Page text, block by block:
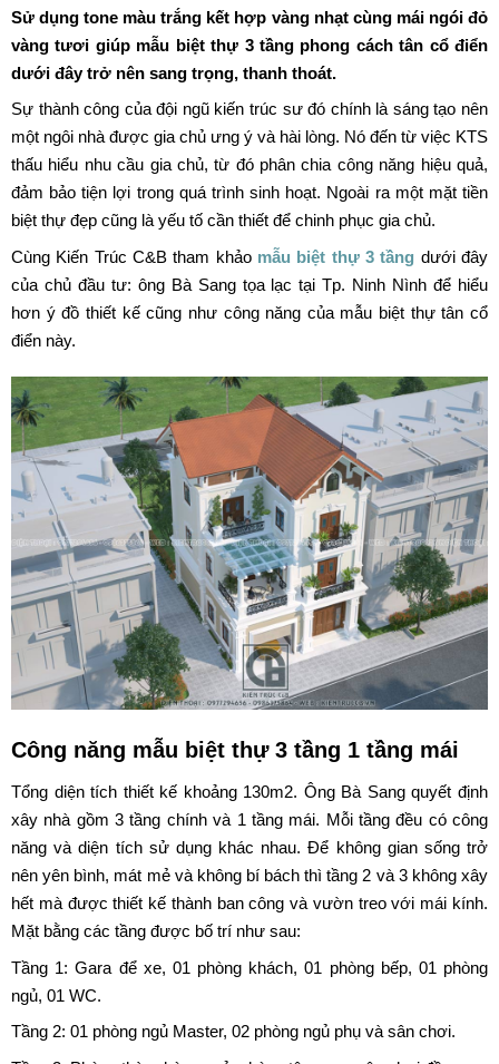
tầng
Hệ mái Thái thiết kế vuông góc đẹp mắt
Sử dụng tone màu trắng kết hợp vàng nhạt cùng mái ngói đỏ
vàng tươi giúp mẫu biệt thự 3 tầng phong cách tân cổ điển
dưới đây trở nên sang trọng, thanh thoát.
Sự thành công của đội ngũ kiến trúc sư đó chính là sáng tạo nên
một ngôi nhà được gia chủ ưng ý và hài lòng. Nó đến từ việc KTS
thấu hiểu nhu cầu gia chủ, từ đó phân chia công năng hiệu quả,
đảm bảo tiện lợi trong quá trình sinh hoạt. Ngoài ra một mặt tiền
Cùng Kiến Trúc C&B tham khảomẫu biệt thự 3 tầng
dưới đây
của chủ đầu tư: ông Bà Sang tọa lạc tại Tp. Ninh Nình để hiểu
hơn ý đồ thiết kế cũng như công năng của mẫu biệt thự tân cổ
điển này.
Công năng mẫu biệt thự 3 tầng 1 tầng mái
Tổng diện tích thiết kế khoảng 130m2. Ông Bà Sang quyết định
xây nhà gồm 3 tầng chính và 1 tầng mái. Mỗi tầng đều có công
năng và diện tích sử dụng khác nhau. Để không gian sống trở
nên yên bình, mát mẻ và không bí bách thì tầng 2 và 3 không xây